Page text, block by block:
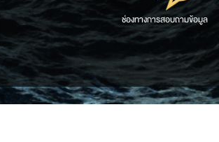
ช่องทางการสอบถามข้อมูล